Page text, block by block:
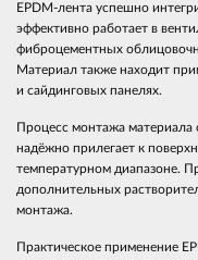
EPDM-лента успешно
эффективно работает в
фиброцементных
Материал также находит
и сайдинговых панелях.
Процесс монтажа материала
надёжно прилегает к
температурном диапазоне.
дополнительных
монтажа.
Практическое применение